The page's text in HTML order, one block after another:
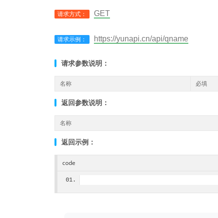
请求方式： GET
请求示例： https://yunapi.cn/api/qname
请求参数说明：
名称 必填
返回参数说明：
名称
返回示例：
code